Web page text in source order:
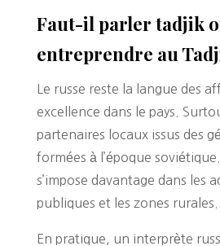
Faut-il parler tadjik
entreprendre au
Le russe reste la langue des
excellence dans le pays.
partenaires locaux issus des
formées à l’époque
s’impose davantage dans les
publiques et les zones rurales.
En pratique, un interprète